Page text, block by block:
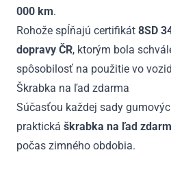
000 km.
Rohože spĺňajú certifikát 8SD
dopravy ČR, ktorým bola
spôsobilosť na použitie vo
Škrabka na ľad zdarma
Súčasťou každej sady
praktická škrabka na ľad
počas zimného obdobia.